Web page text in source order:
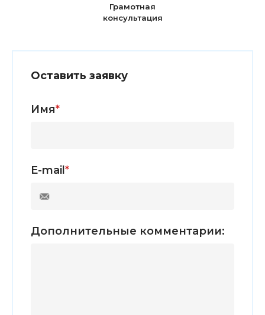
Грамотная
консультация
Оставить заявку
Имя*
E-mail *
Дополнительные комментарии: